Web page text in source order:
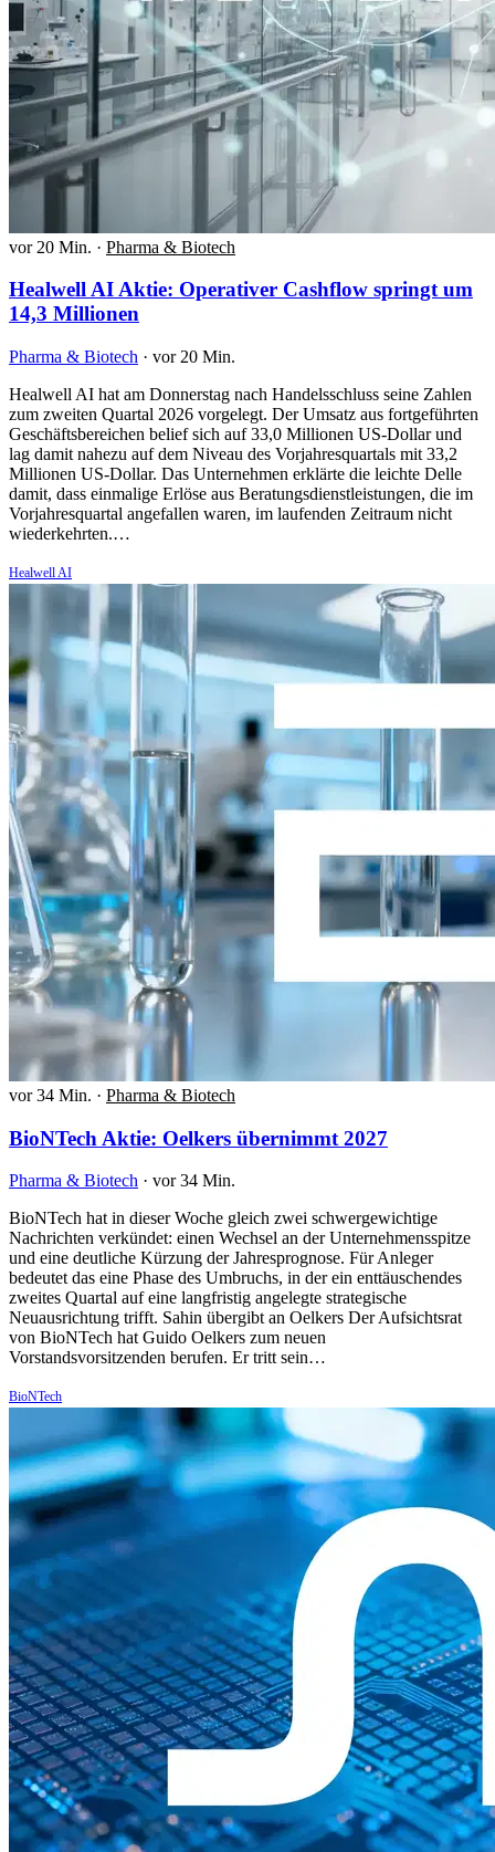
vor 20 Min. · Pharma & Biotech
Healwell AI Aktie: Operativer Cashflow springt um
14,3 Millionen
Pharma & Biotech · vor 20 Min.
Healwell AI hat am Donnerstag nach Handelsschluss seine Zahlen
zum zweiten Quartal 2026 vorgelegt. Der Umsatz aus fortgeführten
Geschäftsbereichen belief sich auf 33,0 Millionen US-Dollar und
lag damit nahezu auf dem Niveau des Vorjahresquartals mit 33,2
Millionen US-Dollar. Das Unternehmen erklärte die leichte Delle
damit, dass einmalige Erlöse aus Beratungsdienstleistungen, die im
Vorjahresquartal angefallen waren, im laufenden Zeitraum nicht
wiederkehrten.…
Healwell AI
vor 34 Min. · Pharma & Biotech
BioNTech Aktie: Oelkers übernimmt 2027
Pharma & Biotech · vor 34 Min.
BioNTech hat in dieser Woche gleich zwei schwergewichtige
Nachrichten verkündet: einen Wechsel an der Unternehmensspitze
und eine deutliche Kürzung der Jahresprognose. Für Anleger
bedeutet das eine Phase des Umbruchs, in der ein enttäuschendes
zweites Quartal auf eine langfristig angelegte strategische
Neuausrichtung trifft. Sahin übergibt an Oelkers Der Aufsichtsrat
von BioNTech hat Guido Oelkers zum neuen
Vorstandsvorsitzenden berufen. Er tritt sein…
BioNTech